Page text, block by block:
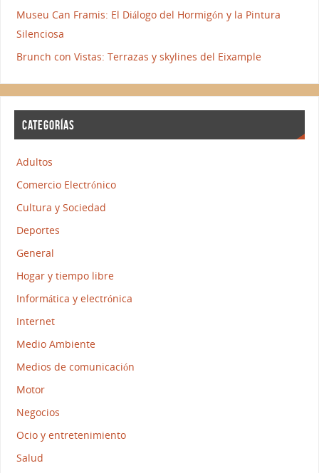
Museu Can Framis: El Diálogo del Hormigón y la Pintura
Silenciosa
Brunch con Vistas: Terrazas y skylines del Eixample
CATEGORÍAS
Adultos
Comercio Electrónico
Cultura y Sociedad
Deportes
General
Hogar y tiempo libre
Informática y electrónica
Internet
Medio Ambiente
Medios de comunicación
Motor
Negocios
Ocio y entretenimiento
Salud